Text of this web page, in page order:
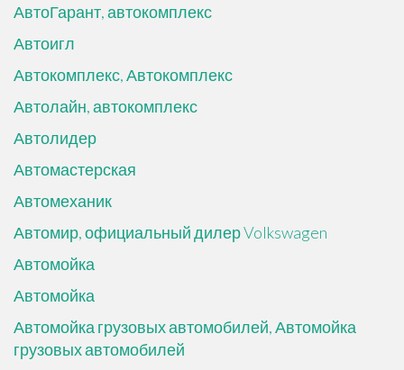
АвтоГарант, автокомплекс
Автоигл
Автокомплекс, Автокомплекс
Автолайн, автокомплекс
Автолидер
Автомастерская
Автомеханик
Автомир, официальный дилер Volkswagen
Автомойка
Автомойка
Автомойка грузовых автомобилей, Автомойка
грузовых автомобилей